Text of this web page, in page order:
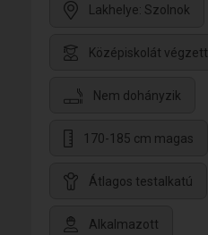
Lakhelye: Szolnok
Középiskolát végzett
Nem dohányzik
170-185 cm magas
Átlagos testalkatú
Alkalmazott